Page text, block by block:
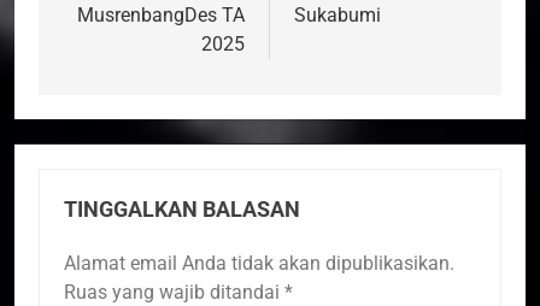
MusrenbangDes TA
2025
Sukabumi
TINGGALKAN BALASAN
Alamat email Anda tidak akan dipublikasikan.
Ruas yang wajib ditandai *